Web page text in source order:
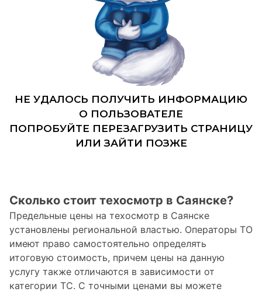
Сколько стоит техосмотр в Саянске?
Предельные цены на техосмотр в Саянске
установлены региональной властью. Операторы ТО
имеют право самостоятельно определять
итоговую стоимость, причем цены на данную
услугу также отличаются в зависимости от
категории ТС. С точными ценами вы можете